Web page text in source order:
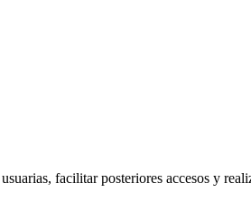
facilitar posteriores accesos y